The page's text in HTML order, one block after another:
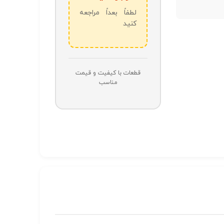
لطفاً بعداً مراجعه
کنید
قطعات با کیفیت و قیمت
مناسب